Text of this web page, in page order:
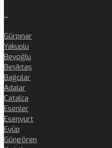
..
Gürpınar
Yakuplu
Beyoğlu
Beşiktaş
Bağcılar
Adalar
Çatalca
Esenler
Esenyurt
Eyüp
Güngören